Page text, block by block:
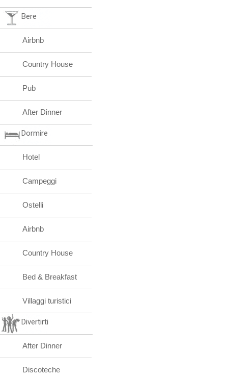
Bere
Airbnb
Country House
Pub
After Dinner
Dormire
Hotel
Campeggi
Ostelli
Airbnb
Country House
Bed & Breakfast
Villaggi turistici
Divertirti
After Dinner
Discoteche